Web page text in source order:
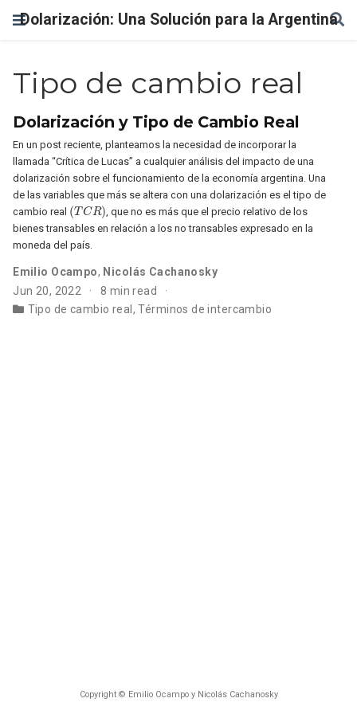
Dolarización: Una Solución para la Argentina
Tipo de cambio real
Dolarización y Tipo de Cambio Real
En un post reciente, planteamos la necesidad de incorporar la
llamada “Crítica de Lucas” a cualquier análisis del impacto de una
dolarización sobre el funcionamiento de la economía argentina. Una
de las variables que más se altera con una dolarización es el tipo de
cambio real (TCR) , que no es más que el precio relativo de los
bienes transables en relación a los no transables expresado en la
moneda del país.
Emilio Ocampo, Nicolás Cachanosky
Jun 20, 2022
8 min read
Tipo de cambio real ,Términos de intercambio
Copyright © Emilio Ocampo y Nicolás Cachanosky